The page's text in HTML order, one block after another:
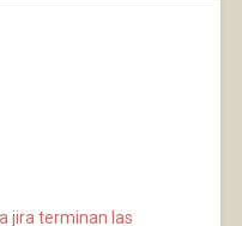
jira terminan las